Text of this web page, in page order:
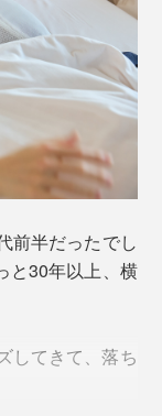
マが高くなる
、あお向けで寝
んでくること
けで寝ていて
実現したこと
目が覚めたりす
ーズに寝返りし
状態のままで寝
、上下はより低
で変わらないよ
前半だったでし
と30年以上、横
してきて、落ち